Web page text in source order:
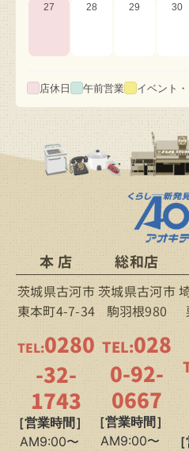
27 28 29 30
店休日 午前営業 イベント
本 店
茨城県古河市
東本町4-7-34
TEL:0280
-32-
1743
［営業時間］
AM9:00〜
総和店
茨城県古河市
駒羽根980
TEL:028
0-92-
0667
［営業時間］
AM9:00〜